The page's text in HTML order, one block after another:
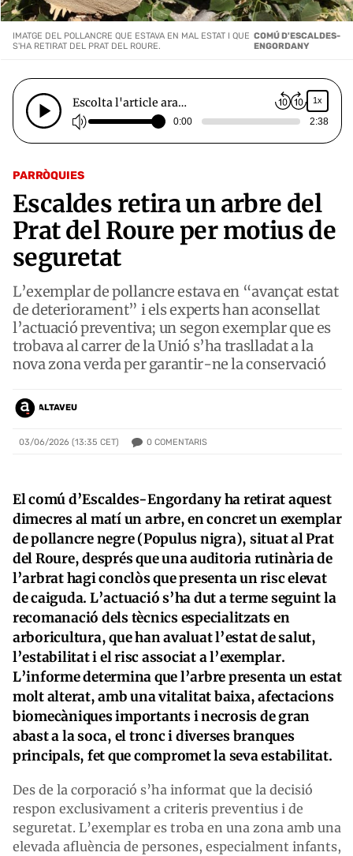
PARRÒQUIES
Escaldes retira un arbre del
Prat del Roure per motius de
seguretat
L’exemplar de pollancre estava en “avançat estat
de deteriorament” i els experts han aconsellat
l’actuació preventiva; un segon exemplar que es
trobava al carrer de la Unió s’ha traslladat a la
nova zona verda per garantir-ne la conservació
ALTAVEU
03/06/2026 (13:35 CET) 0 COMENTARIS
IMATGE DEL POLLANCRE QUE ESTAVA EN MAL ESTAT I QUE
S'HA RETIRAT DEL PRAT DEL ROURE.
COMÚ D'ESCALDES-
ENGORDANY
Escolta l'article ara… 1x
0:00 2:38
El comú d’Escaldes-Engordany ha retirat aquest
dimecres al matí un arbre, en concret un exemplar
de pollancre negre (Populus nigra), situat al Prat
del Roure, després que una auditoria rutinària de
l’arbrat hagi conclòs que presenta un risc elevat
de caiguda. L’actuació s’ha dut a terme seguint la
recomanació dels tècnics especialitzats en
arboricultura, que han avaluat l’estat de salut,
l’estabilitat i el risc associat a l’exemplar.
L’informe determina que l’arbre presenta un estat
molt alterat, amb una vitalitat baixa, afectacions
biomecàniques importants i necrosis de gran
abast a la soca, el tronc i diverses branques
principals, fet que compromet la seva estabilitat.
Des de la corporació s’ha informat que la decisió
respon exclusivament a criteris preventius i de
seguretat. L’exemplar es troba en una zona amb una
elevada afluència de persones, especialment infants,